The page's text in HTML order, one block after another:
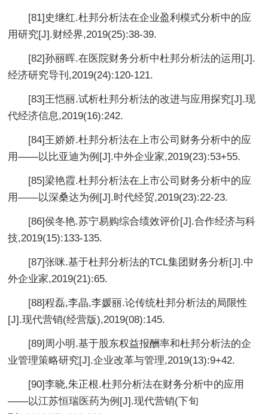
[81]史继红.杜邦分析法在企业盈利模式分析中的应
用研究[J].财经界,2019(25):38-39.
[82]孙丽晖.在医院财务分析中杜邦分析法的运用[J].
经济研究导刊,2019(24):120-121.
[83]王恺丽.试析杜邦分析法的改进与应用探究[J].现
代经济信息,2019(16):242.
[84]王娇娇.杜邦分析法在上市公司财务分析中的应
用——以比亚迪为例[J].中外企业家,2019(23):53+55.
[85]梁艳霞.杜邦分析法在上市公司财务分析中的应
用——以深桑达为例[J].时代经贸,2019(23):22-23.
[86]侯冬艳.苏宁易购综合绩效评价[J].合作经济与科
技,2019(15):133-135.
[87]张咪.基于杜邦分析法的TCL集团财务分析[J].中
外企业家,2019(21):65.
[88]程磊,李晶,李媛丽.论传统杜邦分析法的局限性
[J].现代营销(经营版),2019(08):145.
[89]周小明.基于股东权益报酬率和杜邦分析法的企
业管理策略研究[J].企业改革与管理,2019(13):9+42.
[90]李晓,朱正根.杜邦分析法在财务分析中的应用
——以江苏恒瑞医药为例[J].现代营销(下旬